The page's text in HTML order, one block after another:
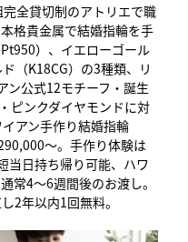
全貸切制のアトリエで職
格貴金属で結婚指輪を手
）、イエローゴール
（K18CG）の3種類、リ
ン公式12モチーフ・誕生
ピンクダイヤモンドに対
アン手作り結婚指輪
〜。手作り体験は
当日持ち帰り可能、ハワ
常4〜6週間後のお渡し。
2年以内1回無料。